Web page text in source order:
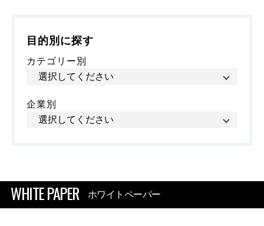
目的別に探す
カテゴリー別
企業別
WHITE PAPER ホワイトペーパー